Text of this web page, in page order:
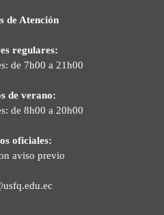
de Atención
regulares:
de 7h00 a 21h00
de verano:
de 8h00 a 20h00
oficiales:
aviso previo